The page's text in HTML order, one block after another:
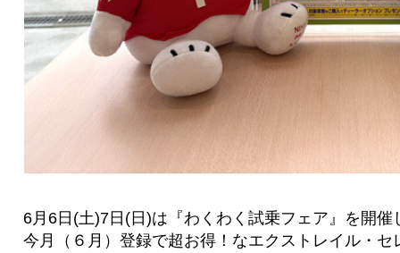
6月6日(土)7日(日)は『わくわく試乗フェア』を開催
今月（６月）登録で超お得！なエクストレイル・